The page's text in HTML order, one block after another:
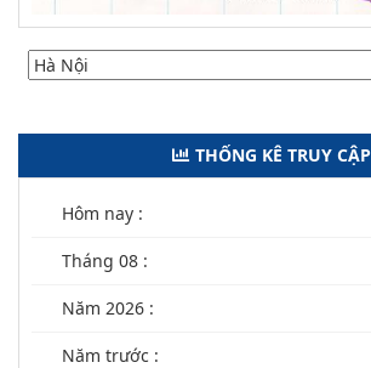
THỐNG KÊ TRUY CẬP
Hôm nay :
Tháng 08 :
Năm 2026 :
Năm trước :